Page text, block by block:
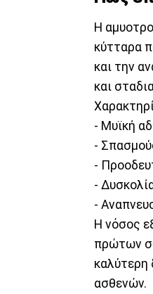
Η
κύτταρα
και την
και
- Μυϊκή
-
-
-
-
Η νόσος
πρώτων
καλύτερη
ασθενών.